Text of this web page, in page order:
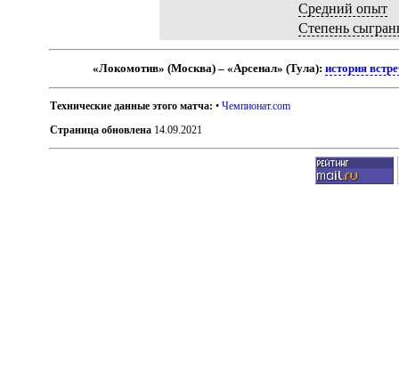
Средний опыт
Степень
«Локомотив» (Москва) – «Арсенал» (Тула):история
Технические данные этого матча: •Чемпионат.com
Страница обновлена 14.09.2021